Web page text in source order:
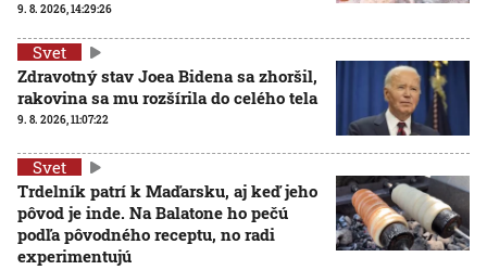
9. 8. 2026, 14:29:26
Svet
Zdravotný stav Joea Bidena sa zhoršil,
rakovina sa mu rozšírila do celého tela
9. 8. 2026, 11:07:22
Svet
Trdelník patrí k Maďarsku, aj keď jeho
pôvod je inde. Na Balatone ho pečú
podľa pôvodného receptu, no radi
experimentujú